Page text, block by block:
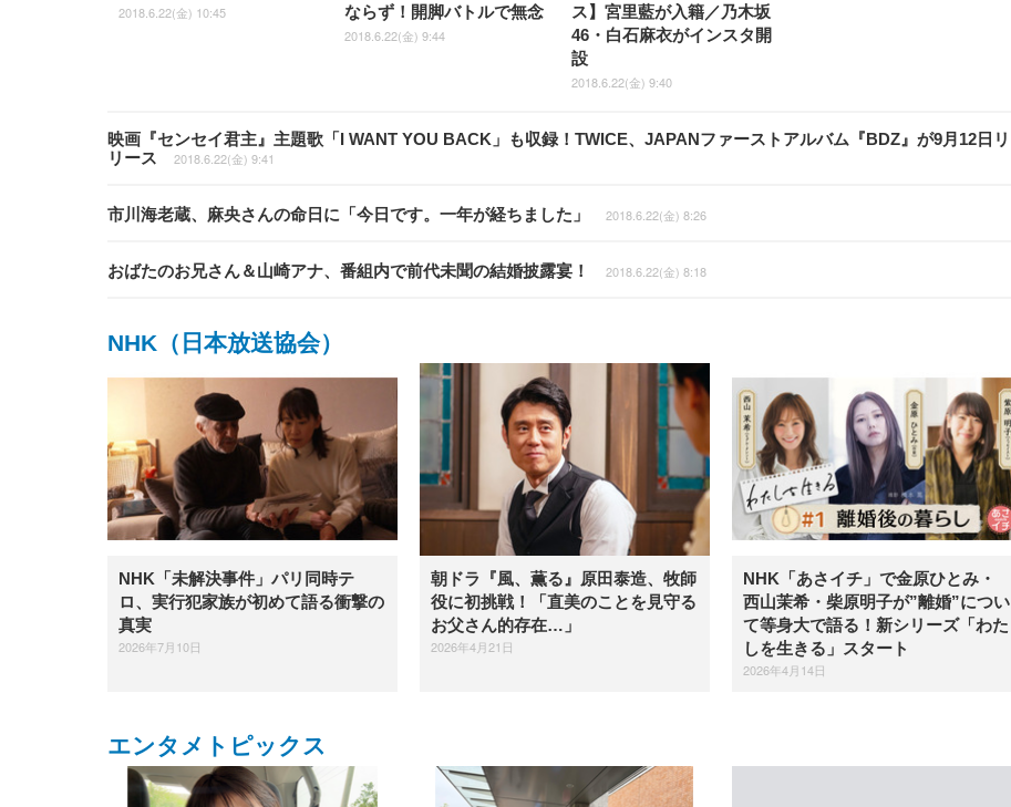
2018.6.22(金) 10:45
ならず！開脚バトルで無念
2018.6.22(金) 9:44
ス】宮里藍が入籍／乃木坂
46・白石麻衣がインスタ開
設
2018.6.22(金) 9:40
映画『センセイ君主』主題歌「I WANT YOU BACK」も収録！TWICE、JAPANファーストアルバム『BDZ』が9月12日リ
リース
2018.6.22(金) 9:41
市川海老蔵、麻央さんの命日に「今日です。一年が経ちました」 2018.6.22(金) 8:26
おばたのお兄さん＆山崎アナ、番組内で前代未聞の結婚披露宴！ 2018.6.22(金) 8:18
NHK（日本放送協会）
NHK「未解決事件」パリ同時テ
ロ、実行犯家族が初めて語る衝撃の
真実
2026年7月10日
朝ドラ『風、薫る』原田泰造、牧師
役に初挑戦！「直美のことを見守る
お父さん的存在…」
2026年4月21日
NHK「あさイチ」で金原ひとみ・
西山茉希・柴原明子が”離婚”につい
て等身大で語る！新シリーズ「わた
しを生きる」スタート
2026年4月14日
エンタメトピックス